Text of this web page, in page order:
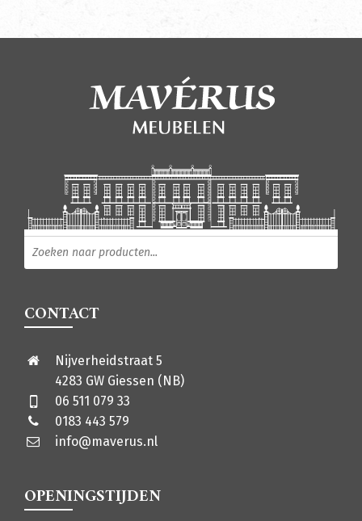
Producten zoeken
CONTACT
Nijverheidstraat 5
4283 GW Giessen (NB)
06 511 079 33
0183 443 579
info@maverus.nl
OPENINGSTIJDEN